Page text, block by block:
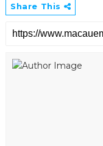
Share This